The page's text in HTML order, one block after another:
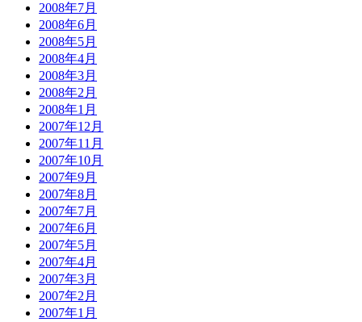
2008年7月
2008年6月
2008年5月
2008年4月
2008年3月
2008年2月
2008年1月
2007年12月
2007年11月
2007年10月
2007年9月
2007年8月
2007年7月
2007年6月
2007年5月
2007年4月
2007年3月
2007年2月
2007年1月